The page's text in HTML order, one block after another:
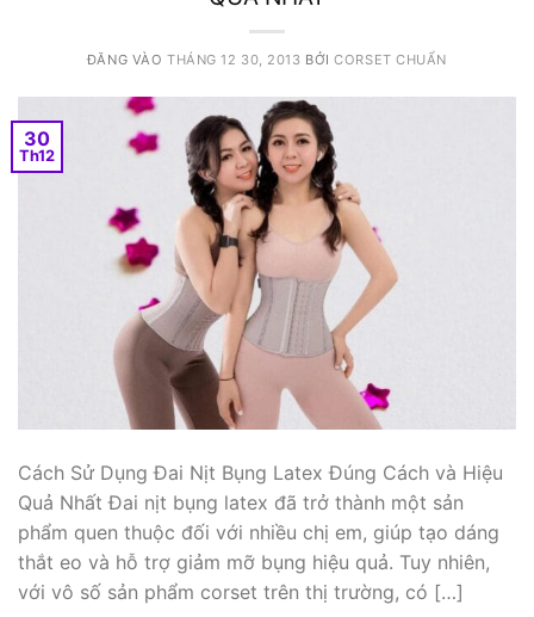
ĐĂNG VÀO THÁNG 12 30, 2013 BỞICORSET CHUẨN
30
Th12
Cách Sử Dụng Đai Nịt Bụng Latex Đúng Cách và Hiệu
Quả Nhất Đai nịt bụng latex đã trở thành một sản
phẩm quen thuộc đối với nhiều chị em, giúp tạo dáng
thắt eo và hỗ trợ giảm mỡ bụng hiệu quả. Tuy nhiên,
với vô số sản phẩm corset trên thị trường, có […]